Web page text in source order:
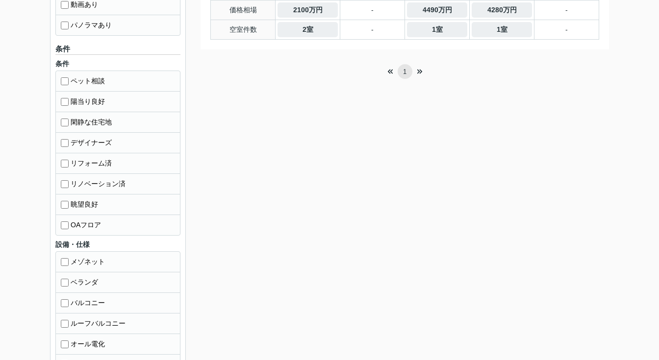
価格相場 2100万円 - 4490万円 4280万円 -
空室件数 2室 - 1室 1室 -
1
動画あり
パノラマあり
条件
条件
ペット相談
陽当り良好
閑静な住宅地
デザイナーズ
リフォーム済
リノベーション済
眺望良好
OAフロア
設備・仕様
メゾネット
ベランダ
バルコニー
ルーフバルコニー
オール電化